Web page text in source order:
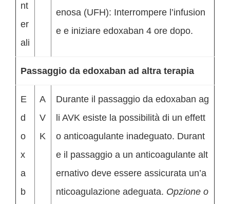
nt
er
ali
enosa (UFH): Interrompere l’infusion
e e iniziare edoxaban 4 ore dopo.
Passaggio da edoxaban ad altra terapia
E
d
o
x
a
b
A
V
K
Durante il passaggio da edoxaban ag
li AVK esiste la possibilità di un effett
o anticoagulante inadeguato. Durant
e il passaggio a un anticoagulante alt
ernativo deve essere assicurata un’a
nticoagulazione adeguata. Opzione o